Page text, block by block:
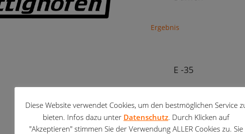
Ergebnis
E -35
Ergebnis
E -45
Diese Website verwendet Cookies, um den bestmöglichen Service
bieten. Infos dazu unter Datenschutz. Durch Klicken auf
"Akzeptieren" stimmen Sie der Verwendung ALLER Cookies zu. Sie